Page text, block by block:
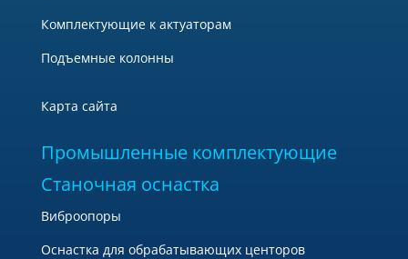
Комплектующие к актуаторам
Подъемные колонны
Карта сайта
Промышленные комплектующие
Станочная оснастка
Виброопоры
Оснастка для обрабатывающих центоров